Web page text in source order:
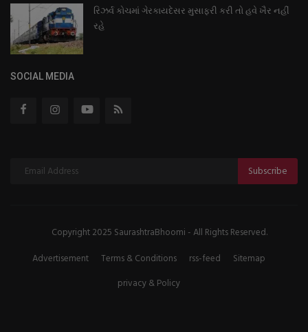
રિઝર્વ કોચમાં ગેરકાયદેસર મુસાફરી કરી તો હવે ખૈર નહીં
રહે
SOCIAL MEDIA
Subscribe
Copyright 2025 SaurashtraBhoomi - All Rights Reserved.
Advertisement
Terms & Conditions rss-feed
Sitemap
privacy & Policy